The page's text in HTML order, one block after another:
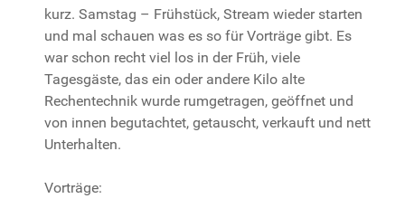
kurz. Samstag – Frühstück, Stream wieder starten
und mal schauen was es so für Vorträge gibt. Es
war schon recht viel los in der Früh, viele
Tagesgäste, das ein oder andere Kilo alte
Rechentechnik wurde rumgetragen, geöffnet und
von innen begutachtet, getauscht, verkauft und nett
Unterhalten.
Vorträge: